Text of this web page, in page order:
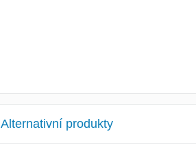
Alternativní produkty